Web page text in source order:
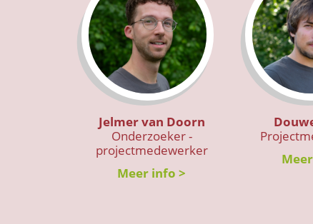
Jelmer van Doorn
Onderzoeker -
projectmedewerker
Meer info >